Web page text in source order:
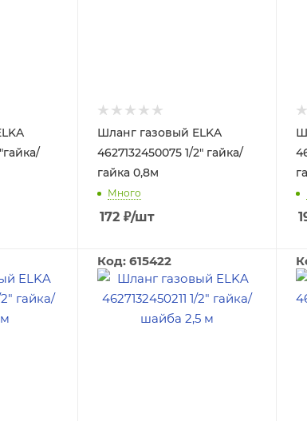
Шланг газовый ELKA
4627132450075 1/2" гайка/
гайка 0,8м
Много
172 ₽/шт
Код: 615422